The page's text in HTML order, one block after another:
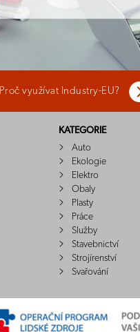
Proč využívat Industry-EU?
KATEGORIE
Auto
Ekologie
Elektro
Obaly
Plasty
Práce
Služby
Stavebnictví
Strojírenství
Svařování